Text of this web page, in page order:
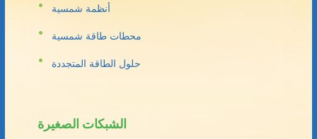
أنظمة شمسية
محطات طاقة شمسية
حلول الطاقة المتجددة
الشبكات الصغيرة